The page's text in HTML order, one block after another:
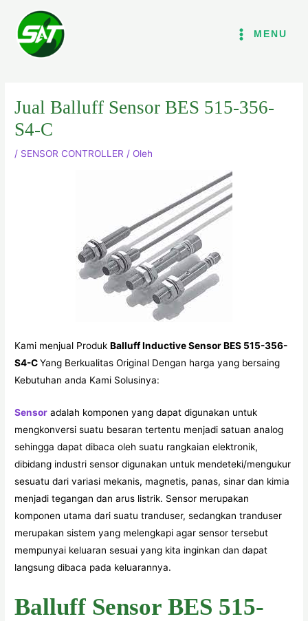
konten
MENU
Jual Balluff Sensor BES 515-356-
S4-C
/ SENSOR CONTROLLER / Oleh
Kami menjual ProdukBalluff Inductive Sensor BES 515-356-
S4-CYang Berkualitas Original Dengan harga yang bersaing
Kebutuhan anda Kami Solusinya:
Sensor adalah komponen yang dapat digunakan untuk
mengkonversi suatu besaran tertentu menjadi satuan analog
sehingga dapat dibaca oleh suatu rangkaian elektronik,
dibidang industri sensor digunakan untuk mendeteki/mengukur
sesuatu dari variasi mekanis, magnetis, panas, sinar dan kimia
menjadi tegangan dan arus listrik. Sensor merupakan
komponen utama dari suatu tranduser, sedangkan tranduser
merupakan sistem yang melengkapi agar sensor tersebut
mempunyai keluaran sesuai yang kita inginkan dan dapat
langsung dibaca pada keluarannya.
Balluff Sensor BES 515-